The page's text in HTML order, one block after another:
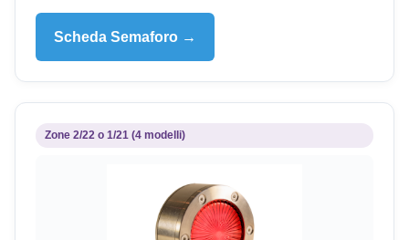
Scheda Semaforo →
Zone 2/22 o 1/21 (4 modelli)